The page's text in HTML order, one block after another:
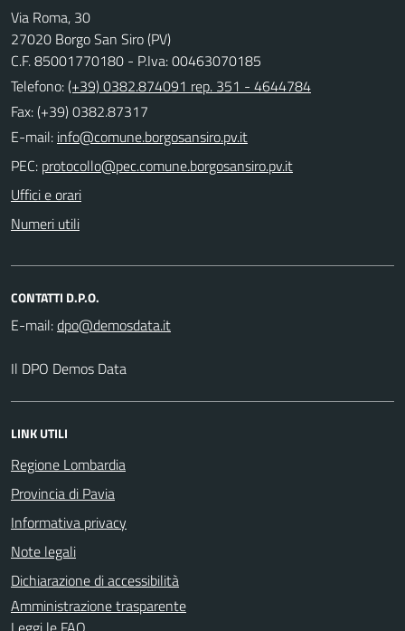
Via Roma, 30
27020 Borgo San Siro (PV)
C.F. 85001770180 - P.Iva: 00463070185
Telefono:(+39) 0382.874091 rep. 351 - 4644784
Fax: (+39) 0382.87317
E-mail:
PEC:
Uffici e orari
Numeri utili
CONTATTI D.P.O.
E-mail:
Il DPO Demos Data
LINK UTILI
Regione Lombardia
Provincia di Pavia
Informativa privacy
Note legali
Dichiarazione di accessibilità
Amministrazione trasparente